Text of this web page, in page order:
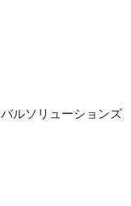
ルソリューションズ